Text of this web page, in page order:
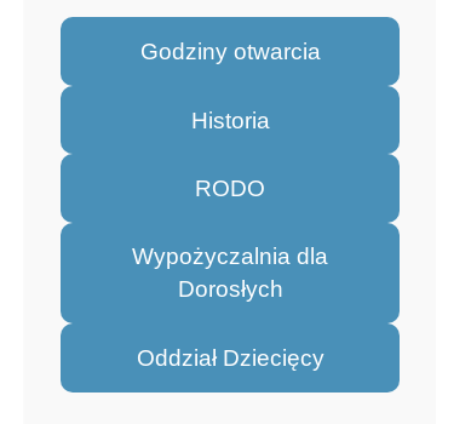
Godziny otwarcia
Historia
RODO
Wypożyczalnia dla
Dorosłych
Oddział Dziecięcy